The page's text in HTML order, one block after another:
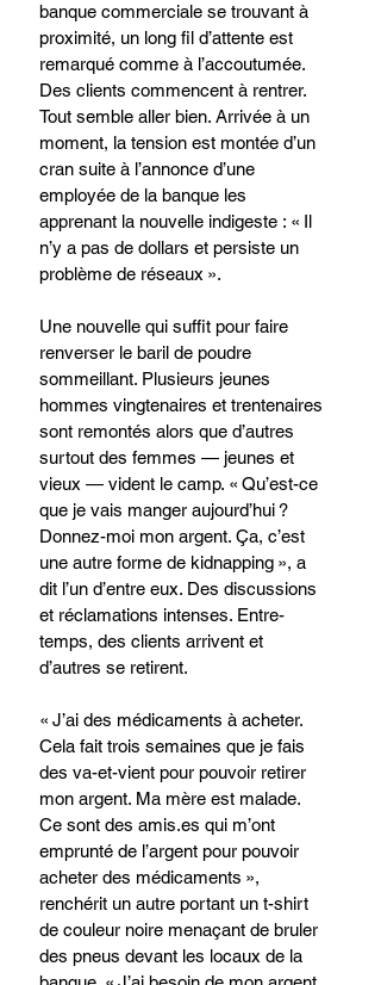
banque commerciale se trouvant à
proximité, un long fil d’attente est
remarqué comme à l’accoutumée.
Des clients commencent à rentrer.
Tout semble aller bien. Arrivée à un
moment, la tension est montée d’un
cran suite à l’annonce d’une
employée de la banque les
apprenant la nouvelle indigeste : « Il
n’y a pas de dollars et persiste un
problème de réseaux ».
Une nouvelle qui suffit pour faire
renverser le baril de poudre
sommeillant. Plusieurs jeunes
hommes vingtenaires et trentenaires
sont remontés alors que d’autres
surtout des femmes — jeunes et
vieux — vident le camp. « Qu’est-ce
que je vais manger aujourd’hui ?
Donnez-moi mon argent. Ça, c’est
une autre forme de kidnapping », a
dit l’un d’entre eux. Des discussions
et réclamations intenses. Entre-
temps, des clients arrivent et
d’autres se retirent.
« J’ai des médicaments à acheter.
Cela fait trois semaines que je fais
des va-et-vient pour pouvoir retirer
mon argent. Ma mère est malade.
Ce sont des amis.es qui m’ont
emprunté de l’argent pour pouvoir
acheter des médicaments »,
renchérit un autre portant un t-shirt
de couleur noire menaçant de bruler
des pneus devant les locaux de la